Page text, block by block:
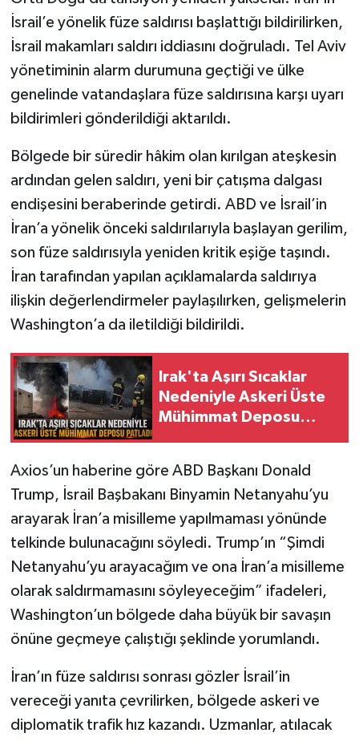
İsrail’e yönelik füze saldırısı başlattığı bildirilirken,
İsrail makamları saldırı iddiasını doğruladı. Tel Aviv
yönetiminin alarm durumuna geçtiği ve ülke
genelinde vatandaşlara füze saldırısına karşı uyarı
bildirimleri gönderildiği aktarıldı.
Bölgede bir süredir hâkim olan kırılgan ateşkesin
ardından gelen saldırı, yeni bir çatışma dalgası
endişesini beraberinde getirdi. ABD ve İsrail’in
İran’a yönelik önceki saldırılarıyla başlayan gerilim,
son füze saldırısıyla yeniden kritik eşiğe taşındı.
İran tarafından yapılan açıklamalarda saldırıya
ilişkin değerlendirmeler paylaşılırken, gelişmelerin
Washington’a da iletildiği bildirildi.
Irak'ta Aşırı Sıcaklar
Nedeniyle Askeri Üste
Mühimmat Deposu
Axios’un haberine göre ABD Başkanı Donald
Trump, İsrail Başbakanı Binyamin Netanyahu’yu
arayarak İran’a misilleme yapılmaması yönünde
telkinde bulunacağını söyledi. Trump’ın “Şimdi
Netanyahu’yu arayacağım ve ona İran’a misilleme
olarak saldırmamasını söyleyeceğim” ifadeleri,
Washington’un bölgede daha büyük bir savaşın
önüne geçmeye çalıştığı şeklinde yorumlandı.
İran’ın füze saldırısı sonrası gözler İsrail’in
vereceği yanıta çevrilirken, bölgede askeri ve
diplomatik trafik hız kazandı. Uzmanlar, atılacak